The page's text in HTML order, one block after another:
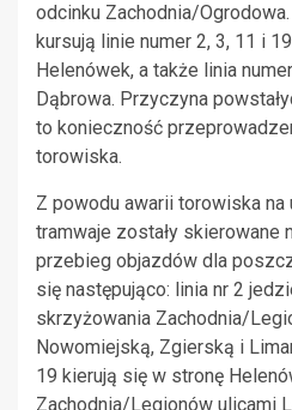
odcinku Zachodnia/
kursują linie numer 2, 3, 11 i
Helenówek, a także linia
Dąbrowa. Przyczyna
to konieczność
torowiska.
Z powodu awarii torowiska na
tramwaje zostały skierowane
przebieg objazdów dla
się następująco: linia nr 2
skrzyżowania Zachodnia/
Nowomiejską, Zgierską i
19 kierują się w stronę
Zachodnia/Legionów ulicami